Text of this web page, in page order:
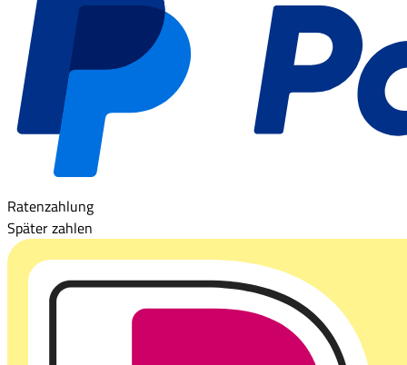
Ratenzahlung
Später zahlen